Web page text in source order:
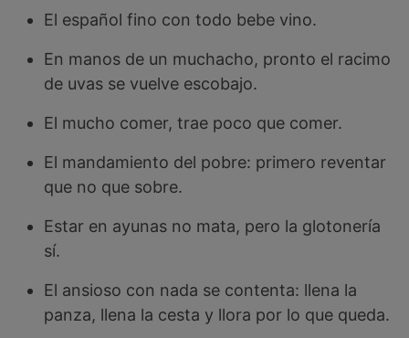
El español fino con todo bebe vino.
En manos de un muchacho, pronto el racimo
de uvas se vuelve escobajo.
El mucho comer, trae poco que comer.
El mandamiento del pobre: primero reventar
que no que sobre.
Estar en ayunas no mata, pero la glotonería
sí.
El ansioso con nada se contenta: llena la
panza, llena la cesta y llora por lo que queda.